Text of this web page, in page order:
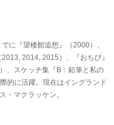
に『望楼館追想』（2000）、
2014, 2015）、『おちび』
、スケッチ集『B：鉛筆と私の
的に活躍。現在はイングランド
・マクラッケン。